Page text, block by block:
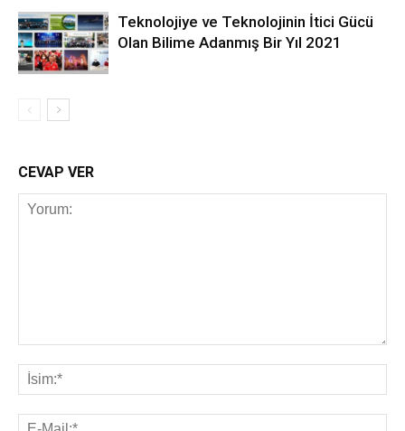
Teknolojiye ve Teknolojinin İtici Gücü
Olan Bilime Adanmış Bir Yıl 2021
CEVAP VER